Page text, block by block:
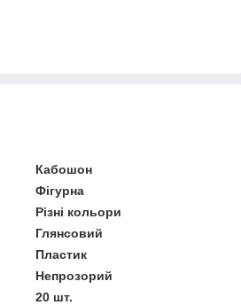
Кабошон
Фігурна
Різні кольори
Глянсовий
Пластик
Непрозорий
20 шт.